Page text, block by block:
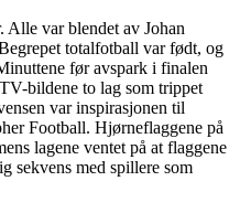
var blendet av Johan
totalfotball var født, og
før avspark i finalen
bildene to lag som trippet
var inspirasjonen til
Football. Hjørneflaggene på
lagene ventet på at flaggene
sekvens med spillere som